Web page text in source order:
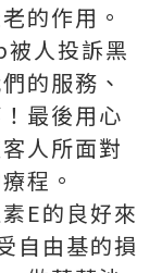
的作用。
人投訴黑
的服務、
最後用心
人所面對
程。
E的良好來
自由基的損